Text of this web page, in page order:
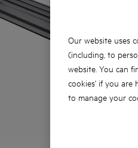
Our website uses
(including, to
website. You can
cookies' if you are
to manage your